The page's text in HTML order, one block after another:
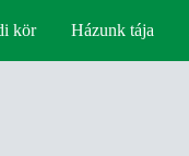
kör Házunk tája